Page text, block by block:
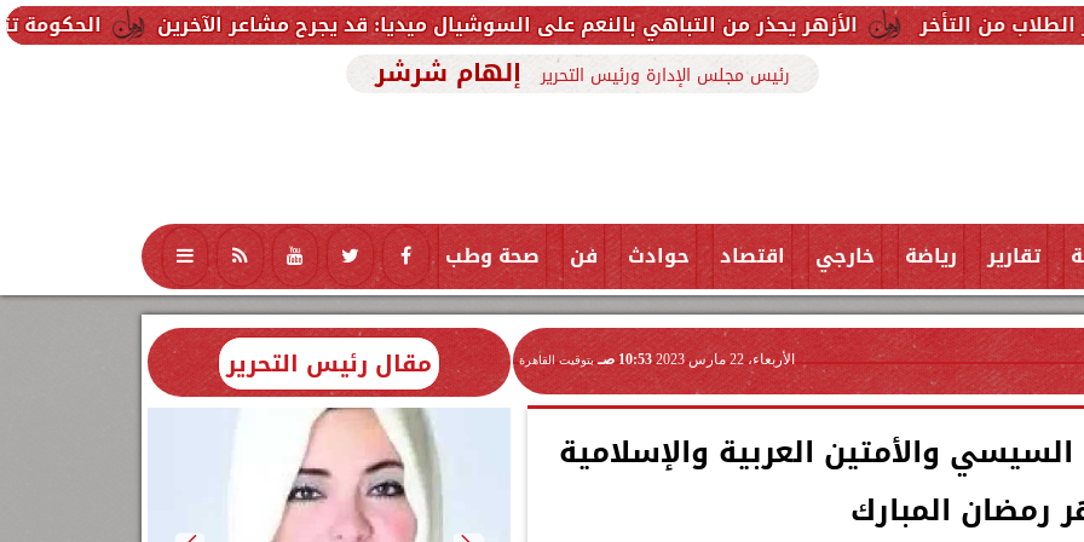
الحكومة تتلقى 229 ألف شكوى وطلب واستفسار خلال يوليو.. ومدبولي يوجه بسرعة الاستجابة للمواطنين الأزهر يحذر من التباهي بالنعم على السوشيال ميديا: قد يجرح مشاعر الآخرين
رئيس مجلس الإدارة ورئيس التحرير إلهام شرشر
تقارير رياضة خارجي اقتصاد حوادث فن صحة وطب تكنولوجيا منوعات محافظات
الأربعاء، 22 مارس 2023 10:53 صـ بتوقيت القاهرة
والأمتين العربية والإسلامية
رمضان المبارك
مقال رئيس التحرير